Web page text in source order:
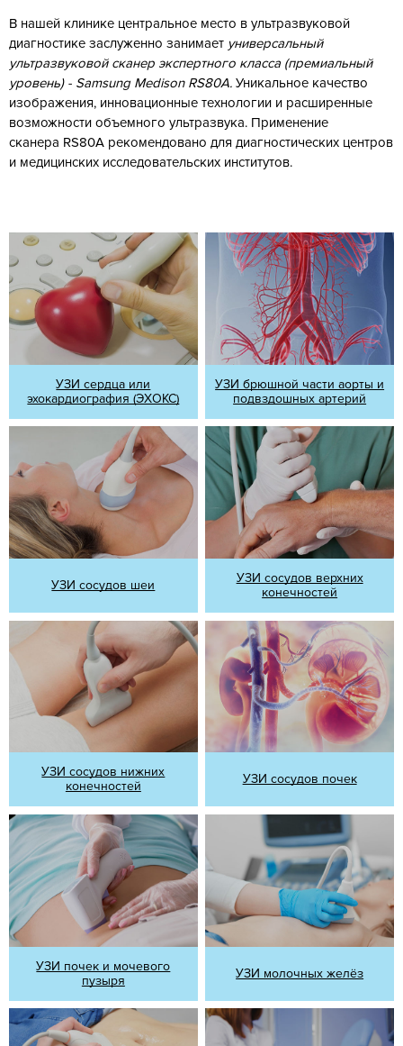
В нашей клинике центральное место в ультразвуковой
диагностике заслуженно занимает универсальный
ультразвуковой сканер экспертного класса (премиальный
уровень) - Samsung Medison RS80A. Уникальное качество
изображения, инновационные технологии и расширенные
возможности объемного ультразвука. Применение
сканера RS80A рекомендовано для диагностических центров
и медицинских исследовательских институтов.
УЗИ сердца или
эхокардиография (ЭХОКС)
УЗИ брюшной части аорты и
подвздошных артерий
УЗИ сосудов шеи
УЗИ сосудов верхних
конечностей
УЗИ сосудов нижних
конечностей
УЗИ сосудов почек
УЗИ почек и мочевого
пузыря
УЗИ молочных желёз